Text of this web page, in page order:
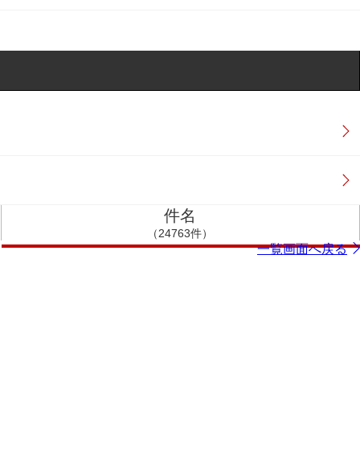
件名
（24763件）
一覧画面へ戻る